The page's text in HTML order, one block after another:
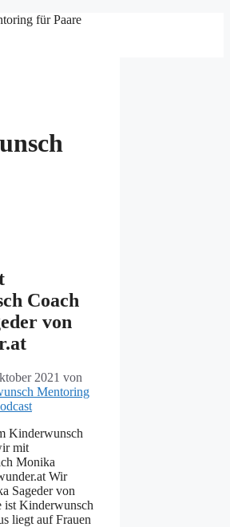
für Paare
Coach
von
2021 von
Mentoring
Kinderwunsch
mit
Monika
Wir
Sageder von
ist Kinderwunsch
liegt auf Frauen